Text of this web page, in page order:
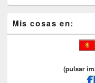
Mis cosas en:
(pulsar